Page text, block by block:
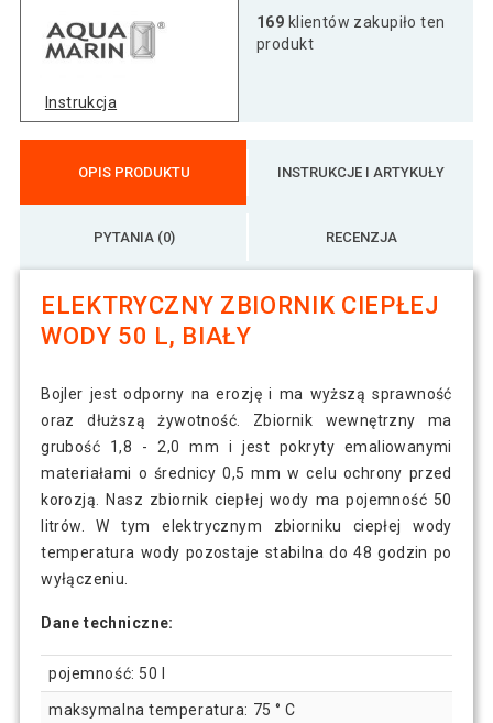
Instrukcja
169 klientów zakupiło ten
produkt
OPIS PRODUKTU INSTRUKCJE I ARTYKUŁY
PYTANIA (0) RECENZJA
ELEKTRYCZNY ZBIORNIK CIEPŁEJ
WODY 50 L, BIAŁY
Bojler jest odporny na erozję i ma wyższą sprawność
oraz dłuższą żywotność. Zbiornik wewnętrzny ma
grubość 1,8 - 2,0 mm i jest pokryty emaliowanymi
materiałami o średnicy 0,5 mm w celu ochrony przed
korozją. Nasz zbiornik ciepłej wody ma pojemność 50
litrów. W tym elektrycznym zbiorniku ciepłej wody
temperatura wody pozostaje stabilna do 48 godzin po
wyłączeniu.
Dane techniczne:
pojemność: 50 l
maksymalna temperatura: 75 ° C